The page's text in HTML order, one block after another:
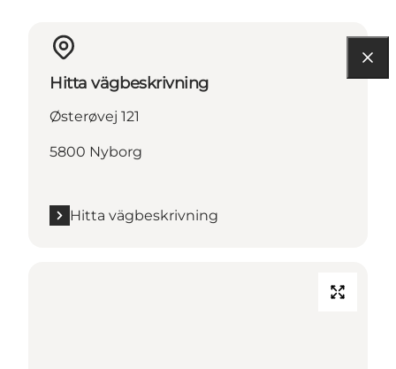
Hitta vägbeskrivning
Østerøvej 121
5800 Nyborg
Hitta vägbeskrivning